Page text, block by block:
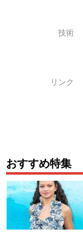
技術
リンク
おすすめ特集